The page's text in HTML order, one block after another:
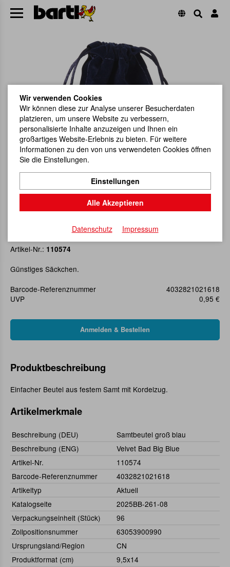
Samtbeutel groß blau
Artikel-Nr.: 110574
Günstiges Säckchen.
Barcode-Referenznummer
4032821021618
UVP
0,95 €
Produktbeschreibung
Einfacher Beutel aus festem Samt mit Kordelzug.
Artikelmerkmale
Beschreibung (DEU)
Samtbeutel groß blau
Beschreibung (ENG)
Velvet Bad Big Blue
Artikel-Nr.
110574
Barcode-Referenznummer
4032821021618
Artikeltyp
Aktuell
Katalogseite
2025BB-261-08
Verpackungseinheit (Stück)
96
Zollpositionsnummer
63053900990
Ursprungsland/Region
CN
Produktformat (cm)
9,5x14
Wir verwenden Cookies
Wir können diese zur Analyse unserer Besucherdaten
platzieren, um unsere Website zu verbessern,
personalisierte Inhalte anzuzeigen und Ihnen ein
großartiges Website-Erlebnis zu bieten. Für weitere
Informationen zu den von uns verwendeten Cookies öffnen
Sie die Einstellungen.
Einstellungen
Alle Akzeptieren
Datenschutz Impressum